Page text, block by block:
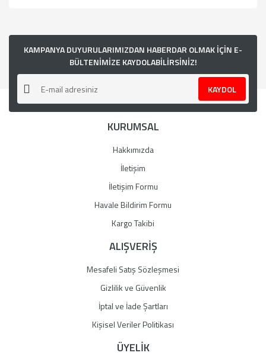
kullanarak tarafımıza iletebilirsiniz.
Görüş ve önerileriniz için teşekkür ederiz.
Ürün resmi kalitesiz, bozuk veya görüntülenemiyor.
Ürün açıklamasında eksik bilgiler bulunuyor.
Ürün bilgilerinde hatalar bulunuyor.
Ürün fiyatı diğer sitelerden daha pahalı.
Gönder
KAMPANYA DUYURULARIMIZDAN HABERDAR OLMAK İÇİN E-
BÜLTENİMİZE KAYDOLABİLİRSİNİZ!
KAYDOL
KURUMSAL
Hakkımızda
İletişim
İletişim Formu
Havale Bildirim Formu
Kargo Takibi
ALIŞVERİŞ
Mesafeli Satış Sözleşmesi
Gizlilik ve Güvenlik
İptal ve İade Şartları
Kişisel Veriler Politikası
ÜYELİK